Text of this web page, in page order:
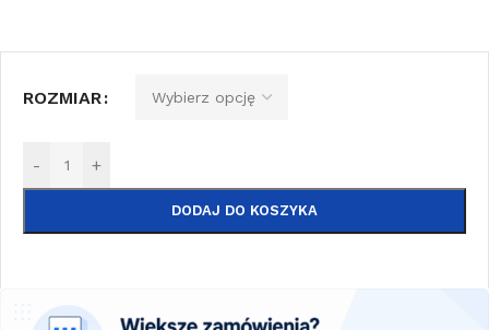
ROZMIAR
- +
DODAJ DO KOSZYKA